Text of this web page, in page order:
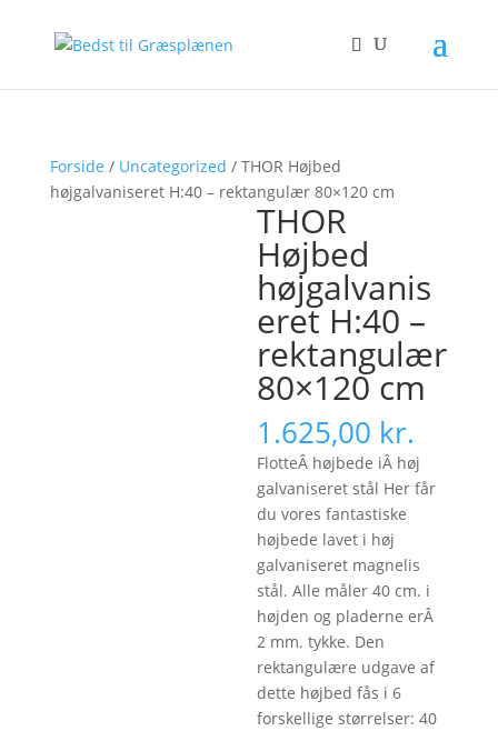
Forside / Uncategorized / THOR Højbed
højgalvaniseret H:40 – rektangulær 80×120 cm
THOR
Højbed
højgalvanis
eret H:40 –
rektangulær
80×120 cm
1.625,00 kr.
FlotteÂ højbede iÂ høj
galvaniseret stål Her får
du vores fantastiske
højbede lavet i høj
galvaniseret magnelis
stål. Alle måler 40 cm. i
højden og pladerne erÂ
2 mm. tykke. Den
rektangulære udgave af
dette højbed fås i 6
forskellige størrelser: 40